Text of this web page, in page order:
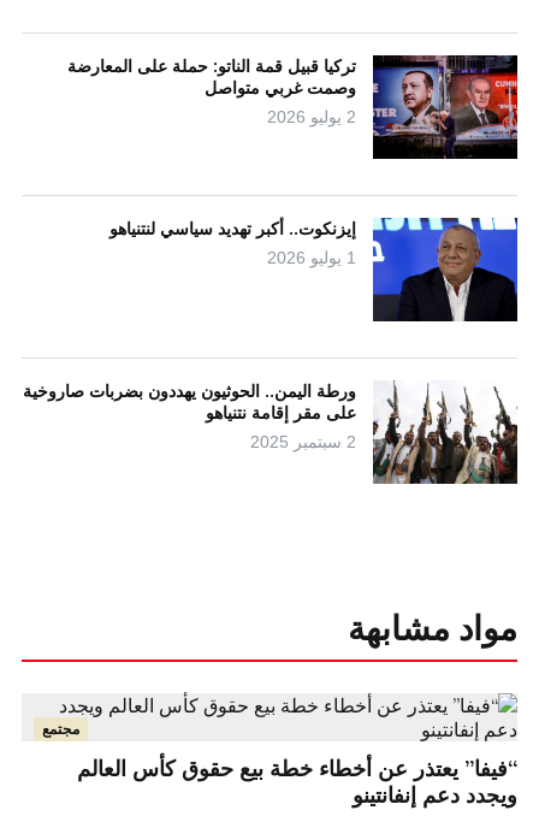
تركيا قبيل قمة الناتو: حملة على المعارضة
وصمت غربي متواصل
2 يوليو 2026
إيزنكوت.. أكبر تهديد سياسي لنتنياهو
1 يوليو 2026
ورطة اليمن.. الحوثيون يهددون بضربات صاروخية
على مقر إقامة نتنياهو
2 سبتمبر 2025
مواد مشابهة
مجتمع
“فيفا” يعتذر عن أخطاء خطة بيع حقوق كأس العالم
ويجدد دعم إنفانتينو